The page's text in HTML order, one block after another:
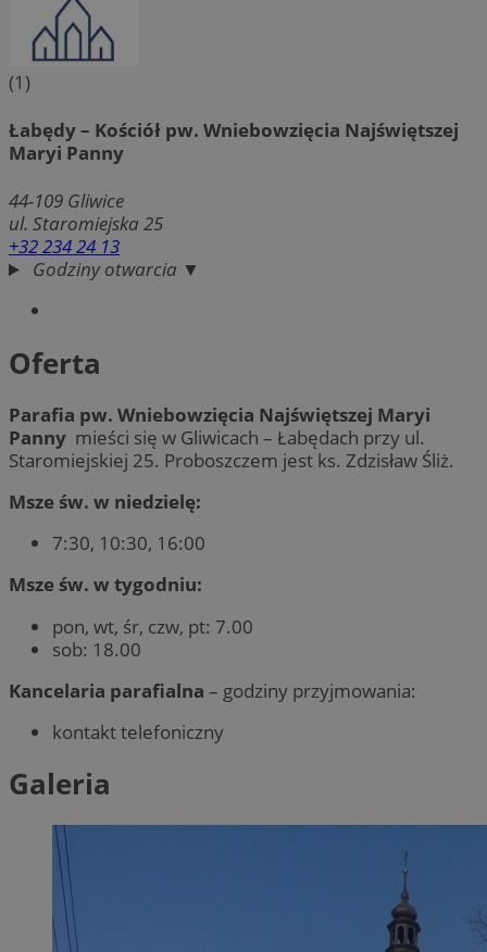
(1)
Łabędy – Kościół pw. Wniebowzięcia Najświętszej
Maryi Panny
44-109 Gliwice
ul. Staromiejska 25
+32 234 24 13
Godziny otwarcia ▼
Oferta
Parafia pw. Wniebowzięcia Najświętszej Maryi
Panny mieści się w Gliwicach – Łabędach przy ul.
Staromiejskiej 25. Proboszczem jest ks. Zdzisław Śliż.
Msze św. w niedzielę:
7:30, 10:30, 16:00
Msze św. w tygodniu:
pon, wt, śr, czw, pt: 7.00
sob: 18.00
Kancelaria parafialna – godziny przyjmowania:
kontakt telefoniczny
Galeria